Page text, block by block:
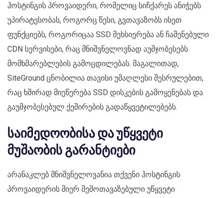
ჰოსტინგის პროვაიდერი, რომელიც სიჩქარეს ანიჭებს
უპირატესობას, როგორც წესი, გვთავაზობს ისეთ
ფუნქციებს, როგორიცაა SSD მეხსიერება ან ჩაშენებული
CDN სერვისები, რაც მნიშვნელოვნად აუმჯობესებს
მომხმარებლების გამოცდილებას. მაგალითად,
SiteGround ცნობილია თავისი უმაღლესი შესრულებით,
რაც ხშირად მიეწერება SSD დისკების გამოყენებას და
გაუმჯობესებულ ქეშირების გადაწყვეტილებებს.
საიმედოობისა და უწყვეტი
მუშაობის გარანტიები
არანაკლებ მნიშვნელოვანია თქვენი ჰოსტინგის
პროვაიდერის მიერ შემოთავაზებული უწყვეტი